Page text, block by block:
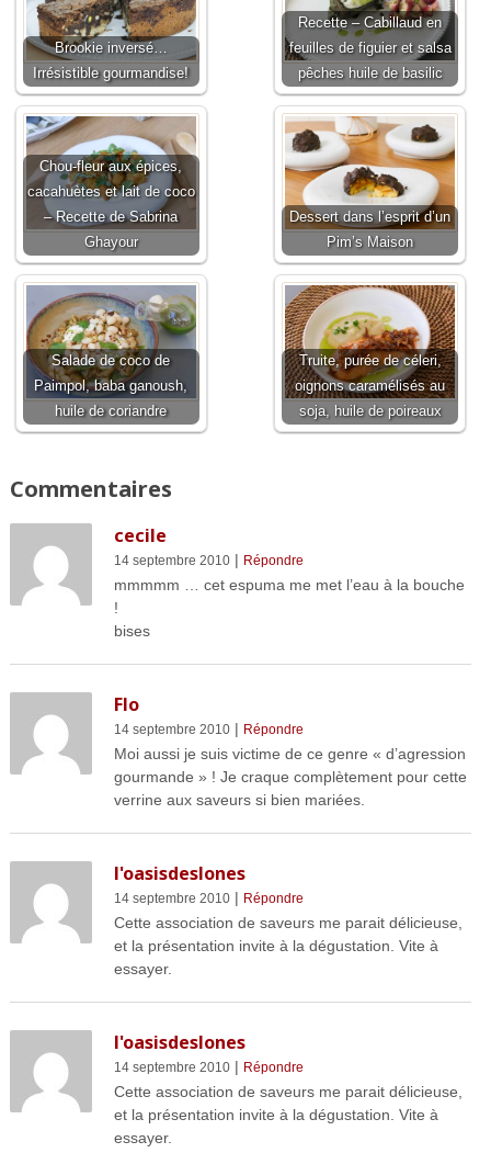
Brookie inversé…
Irrésistible gourmandise!
Recette – Cabillaud en
feuilles de figuier et salsa
pêches huile de basilic
Chou-fleur aux épices,
cacahuètes et lait de coco
– Recette de Sabrina
Ghayour
Dessert dans l’esprit d’un
Pim’s Maison
Salade de coco de
Paimpol, baba ganoush,
huile de coriandre
Truite, purée de céleri,
oignons caramélisés au
soja, huile de poireaux
Commentaires
cecile
14 septembre 2010| Répondre
mmmmm … cet espuma me met l’eau à la bouche
!
bises
Flo
14 septembre 2010| Répondre
Moi aussi je suis victime de ce genre « d’agression
gourmande » ! Je craque complètement pour cette
verrine aux saveurs si bien mariées.
l'oasisdeslones
14 septembre 2010| Répondre
Cette association de saveurs me parait délicieuse,
et la présentation invite à la dégustation. Vite à
essayer.
l'oasisdeslones
14 septembre 2010| Répondre
Cette association de saveurs me parait délicieuse,
et la présentation invite à la dégustation. Vite à
essayer.